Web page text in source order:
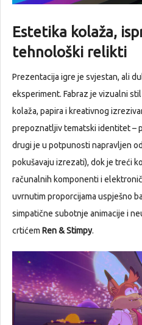
Estetika kolaža,
tehnološki relikti
Prezentacija igre je svjestan, ali
eksperiment. Fabraz je vizualni
kolaža, papira i kreativnog
prepoznatljiv tematski identitet –
drugi je u potpunosti napravljen
pokušavaju izrezati), dok je treći
računalnih komponenti i
uvrnutim proporcijama uspješno
simpatične subotnje animacije i
crtićem Ren & Stimpy.